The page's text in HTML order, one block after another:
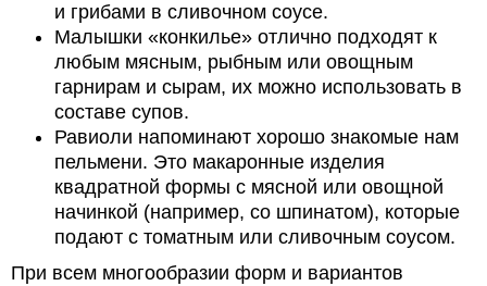
и грибами в сливочном соусе.
Малышки «конкилье» отлично подходят к
любым мясным, рыбным или овощным
гарнирам и сырам, их можно использовать в
составе супов.
Равиоли напоминают хорошо знакомые нам
пельмени. Это макаронные изделия
квадратной формы с мясной или овощной
начинкой (например, со шпинатом), которые
подают с томатным или сливочным соусом.
При всем многообразии форм и вариантов